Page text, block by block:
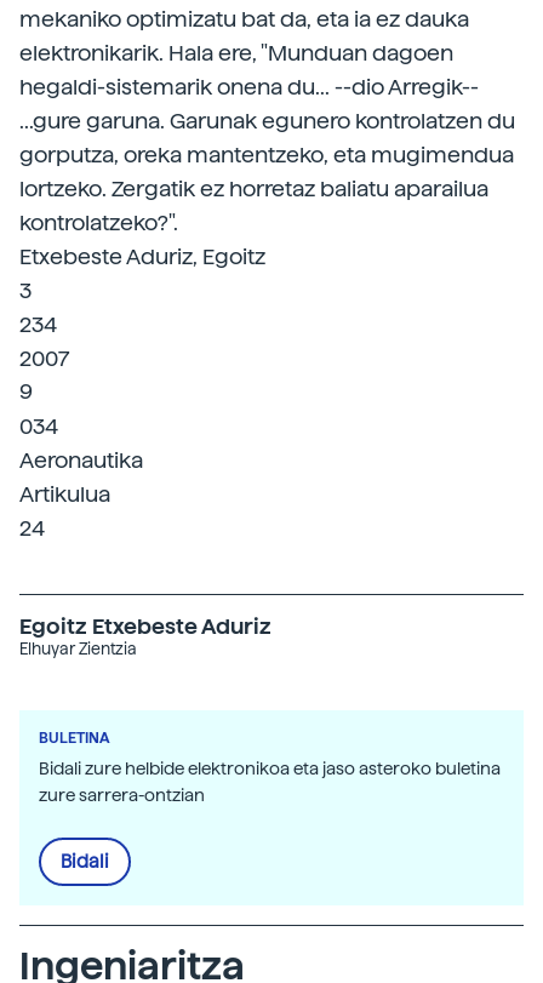
mekaniko optimizatu bat da, eta ia ez dauka
elektronikarik. Hala ere, "Munduan dagoen
hegaldi-sistemarik onena du... --dio Arregik--
...gure garuna. Garunak egunero kontrolatzen du
gorputza, oreka mantentzeko, eta mugimendua
lortzeko. Zergatik ez horretaz baliatu aparailua
kontrolatzeko?".
Etxebeste Aduriz, Egoitz
3
234
2007
9
034
Aeronautika
Artikulua
24
Egoitz Etxebeste Aduriz
Elhuyar Zientzia
BULETINA
Bidali zure helbide elektronikoa eta jaso asteroko buletina
zure sarrera-ontzian
Bidali
Ingeniaritza